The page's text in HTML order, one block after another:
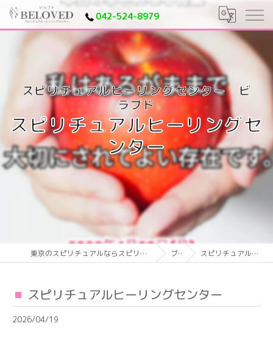
042-524-8979
スピリチュアルヒーリングセ
ンター
東京のスピリチュアルならスピリチュアルヒーリングセンター ビラブド ブログ スピリチュアルヒーリングセンター
スピリチュアルヒーリングセンター
2026/04/19